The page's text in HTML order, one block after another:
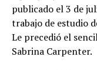
publicado el 3 de
trabajo de estudio
Le precedió el
Sabrina Carpenter.